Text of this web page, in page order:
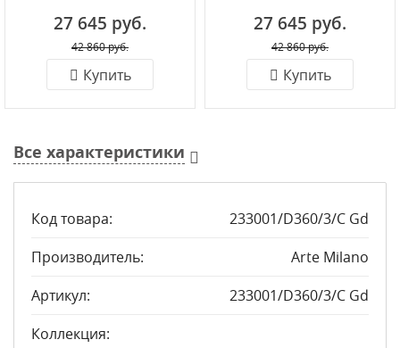
27 645 руб.
42 860 руб.
Купить
27 645 руб.
42 860 руб.
Купить
Все характеристики
Код товара:
233001/D360/3/C Gd
Производитель:
Arte Milano
Артикул:
233001/D360/3/C Gd
Коллекция: